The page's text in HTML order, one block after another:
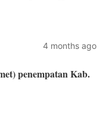
4 months ago
penempatan Kab.